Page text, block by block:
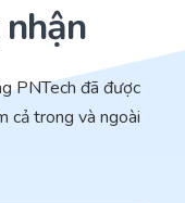
PNTech đã được
cả trong và ngoài